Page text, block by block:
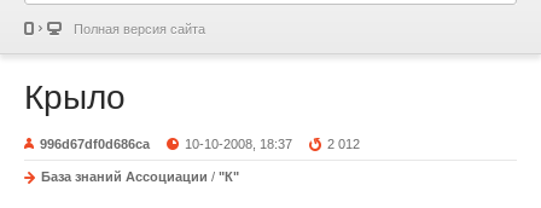
Полная версия сайта
Крыло
996d67df0d686ca 10-10-2008, 18:37 2 012
База знаний Ассоциации / "К"